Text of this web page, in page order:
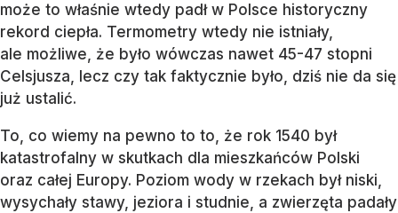
może to właśnie wtedy padł w Polsce historyczny
rekord ciepła. Termometry wtedy nie istniały,
ale możliwe, że było wówczas nawet 45-47 stopni
Celsjusza, lecz czy tak faktycznie było, dziś nie da się
już ustalić.
To, co wiemy na pewno to to, że rok 1540 był
katastrofalny w skutkach dla mieszkańców Polski
oraz całej Europy. Poziom wody w rzekach był niski,
wysychały stawy, jeziora i studnie, a zwierzęta padały